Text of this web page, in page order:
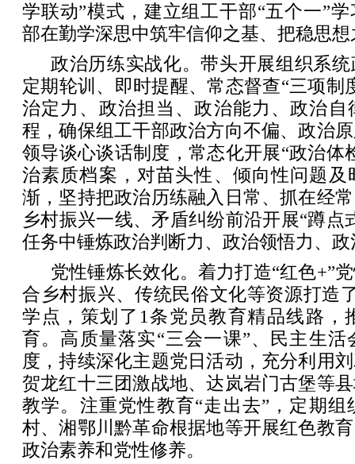
学联动”模式，建立组工干部“五个一”
部在勤学深思中筑牢信仰之基、把稳思想
政治历练实战化。带头开展组织系
定期轮训、即时提醒、常态督查“三项制
治定力、政治担当、政治能力、政治自
程，确保组工干部政治方向不偏、政治
领导谈心谈话制度，常态化开展“政治体
治素质档案，对苗头性、倾向性问题及
渐，坚持把政治历练融入日常、抓在经
乡村振兴一线、矛盾纠纷前沿开展“蹲点
任务中锤炼政治判断力、政治领悟力、
党性锤炼长效化。着力打造“红色+”
合乡村振兴、传统民俗文化等资源打造
学点，策划了1条党员教育精品线路，
育。高质量落实“三会一课”、民主生
度，持续深化主题党日活动，充分利用
贺龙红十三团激战地、达岚岩门古堡等
教学。注重党性教育“走出去”，定期
村、湘鄂川黔革命根据地等开展红色教
政治素养和党性修养。